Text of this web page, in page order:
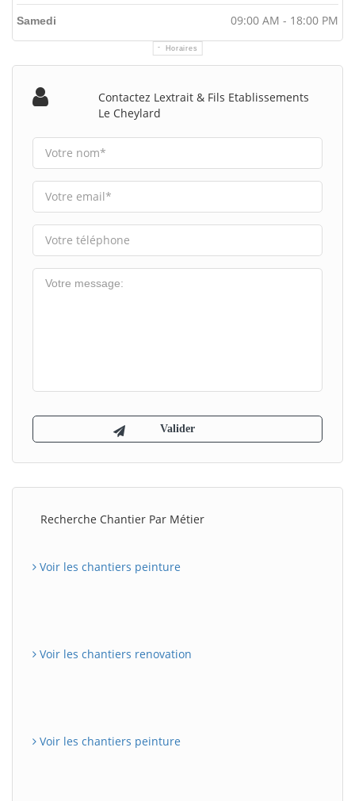
Horaires
Samedi 09:00 AM - 18:00 PM
Contactez Lextrait & Fils Etablissements
Le Cheylard
Recherche Chantier Par Métier
Voir les chantiers peinture
Voir les chantiers renovation
Voir les chantiers peinture